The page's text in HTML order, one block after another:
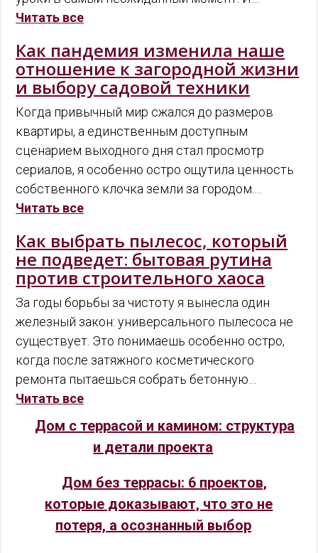
Читать все
Как пандемия изменила наше
отношение к загородной жизни
и выбору садовой техники
Когда привычный мир сжался до размеров
квартиры, а единственным доступным
сценарием выходного дня стал просмотр
сериалов, я особенно остро ощутила ценность
собственного клочка земли за городом.…
Читать все
Как выбрать пылесос, который
не подведет: бытовая рутина
против строительного хаоса
За годы борьбы за чистоту я вынесла один
железный закон: универсального пылесоса не
существует. Это понимаешь особенно остро,
когда после затяжного косметического
ремонта пытаешься собрать бетонную…
Читать все
Дом с террасой и камином: структура
и детали проекта
Дом без террасы: 6 проектов,
которые доказывают, что это не
потеря, а осознанный выбор